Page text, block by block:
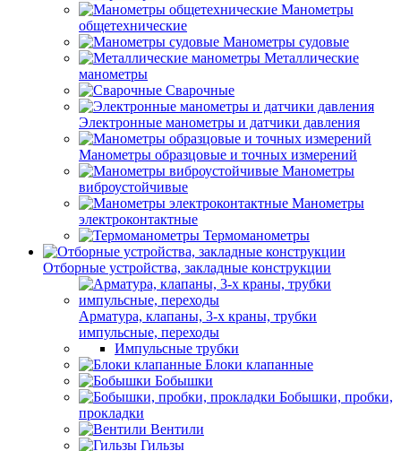
Манометры
общетехнические
Манометры судовые
Металлические
манометры
Сварочные
Электронные манометры и датчики давления
Манометры образцовые и точных измерений
Манометры
виброустойчивые
Манометры
электроконтактные
Термоманометры
Отборные устройства, закладные конструкции
Арматура, клапаны, 3-х краны, трубки
импульсные, переходы
Импульсные трубки
Блоки клапанные
Бобышки
Бобышки, пробки,
прокладки
Вентили
Гильзы